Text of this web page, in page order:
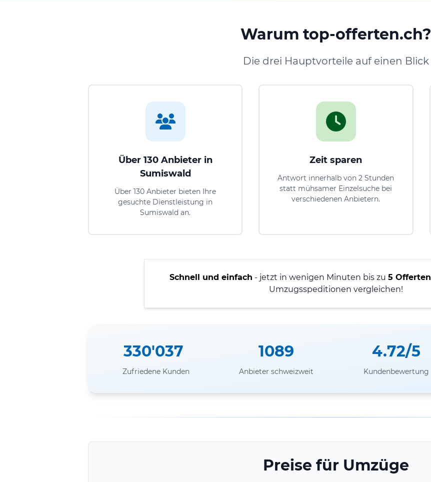
Warum top-offerten.ch?
Die drei Hauptvorteile auf einen Blick
Über 130 Anbieter in
Sumiswald
Über 130 Anbieter bieten Ihre
gesuchte Dienstleistung in
Sumiswald an.
Zeit sparen
Antwort innerhalb von 2 Stunden
statt mühsamer Einzelsuche bei
verschiedenen Anbietern.
Schnell und einfach - jetzt in wenigen Minuten bis zu 5 Offerten
Umzugsspeditionen vergleichen!
330'037
Zufriedene Kunden
1089
Anbieter schweizweit
4.72/5
Kundenbewertung
Preise für Umzüge